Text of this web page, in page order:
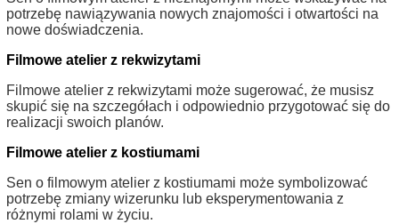
potrzebę nawiązywania nowych znajomości i otwartości na
nowe doświadczenia.
Filmowe atelier z rekwizytami
Filmowe atelier z rekwizytami może sugerować, że musisz
skupić się na szczegółach i odpowiednio przygotować się do
realizacji swoich planów.
Filmowe atelier z kostiumami
Sen o filmowym atelier z kostiumami może symbolizować
potrzebę zmiany wizerunku lub eksperymentowania z
różnymi rolami w życiu.